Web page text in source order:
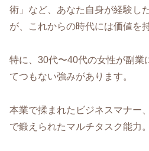
術」など、あなた自身が経験し
が、これからの時代には価値を
特に、30代〜40代の女性が副業
てつもない強みがあります。
本業で揉まれたビジネスマナー
で鍛えられたマルチタスク能力。